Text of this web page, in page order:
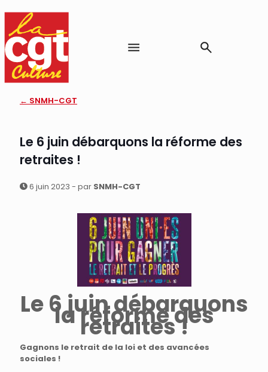
← SNMH-CGT
Le 6 juin débarquons la réforme des
retraites !
6 juin 2023 - par SNMH-CGT
Le 6 juin débarquons
la réforme des
retraites !
Gagnons le retrait de la loi et des avancées
sociales !